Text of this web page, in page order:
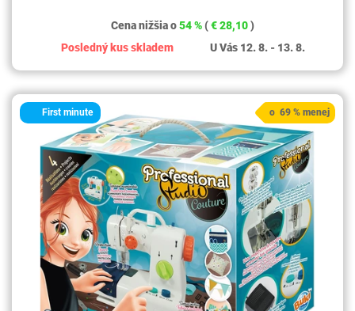
Cena nižšia o54 % (€ 28,10)
Posledný kus skladem
U Vás 12. 8. - 13. 8.
First minute o 69 % menej